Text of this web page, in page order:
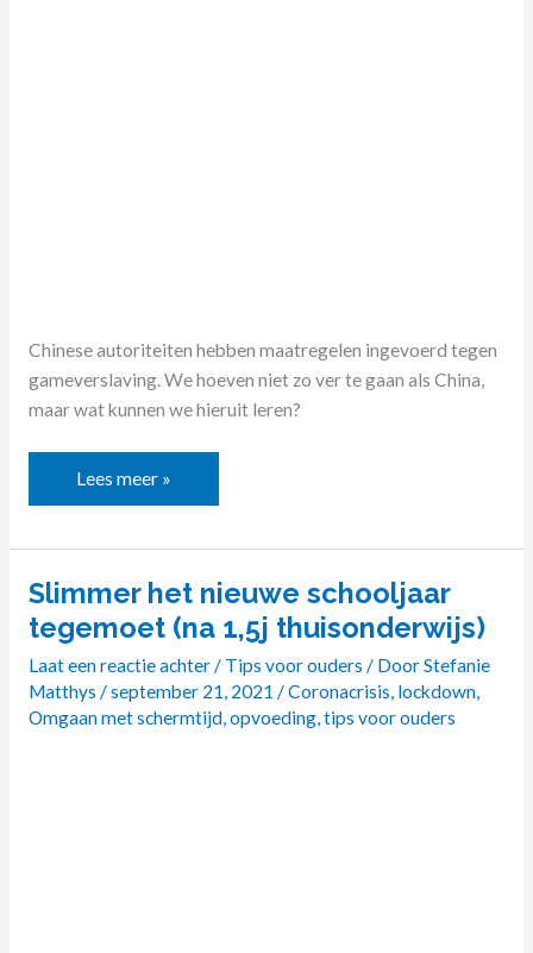
Chinese autoriteiten hebben maatregelen ingevoerd tegen
gameverslaving. We hoeven niet zo ver te gaan als China,
maar wat kunnen we hieruit leren?
Lees meer »
Slimmer het nieuwe schooljaar
tegemoet (na 1,5j thuisonderwijs)
Laat een reactie achter/ Tips voor ouders / DoorStefanie
Matthys /september 21, 2021 /Coronacrisis, lockdown,
Omgaan met schermtijd,opvoeding,tips voor ouders
Slimmer
het
schooljaar
tegemoet